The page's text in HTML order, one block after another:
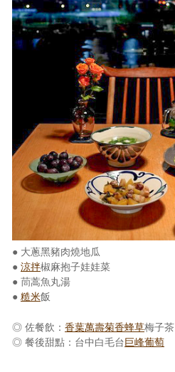
● 大蔥黑豬肉燒地瓜
● 涼拌椒麻抱子娃娃菜
● 茼蒿魚丸湯
● 糙米飯
◎ 佐餐飲： 香葉萬壽菊香蜂草梅子茶
◎ 餐後甜點：台中白毛台巨峰葡萄